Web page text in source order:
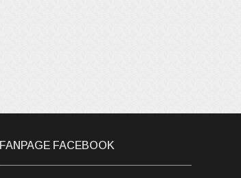
FANPAGE FACEBOOK